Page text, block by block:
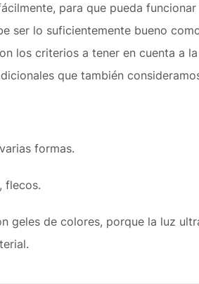
para que pueda
ser lo suficientemente bueno
los criterios a tener en cuenta a
que también
formas.
flecos.
geles de colores, porque la luz